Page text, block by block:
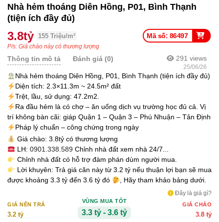
Nhà hẻm thoáng Diên Hồng, P01, Bình Thạnh
(tiện ích đầy đủ)
Mã số: 86497
3.8tỷ 155 Triệu/m²
P/s: Giá chào này có thương lượng
291 views
25/06/26
Thông tin mô tả Đánh giá (0)
Nhà hẻm thoáng Diên Hồng, P01, Bình Thạnh (tiện ích đầy đủ)
Diện tích: 2.3×11.3m ~ 24.5m² đất
Trệt, lầu, sử dụng: 47.2m2.
Ra đầu hẻm là có chợ – ăn uống dịch vụ trường học đủ cả. Vị
trí không bàn cãi: giáp Quận 1 – Quận 3 – Phú Nhuận – Tân Định
Pháp lý chuẩn – công chứng trong ngày
Giá chào: 3.8tỷ có thương lượng
LH: 0901.338.589Chỉnh nhà đất xem nhà 24/7...
Chỉnh nhà đất có hỗ trợ đàm phán dùm người mua.
Lời khuyên: Trả giá căn này từ 3.2 tỷ nếu thuận lợi bạn sẽ mua
được khoảng 3.3 tỷ đến 3.6 tỷ đó
, Hãy tham khảo bảng dưới.
Đây là giá gì?
GIÁ NÊN TRẢ
3.2 tỷ
VÙNG MUA TỐT
3.3 tỷ - 3.6 tỷ
GIÁ CHÀO
3.8 tỷ